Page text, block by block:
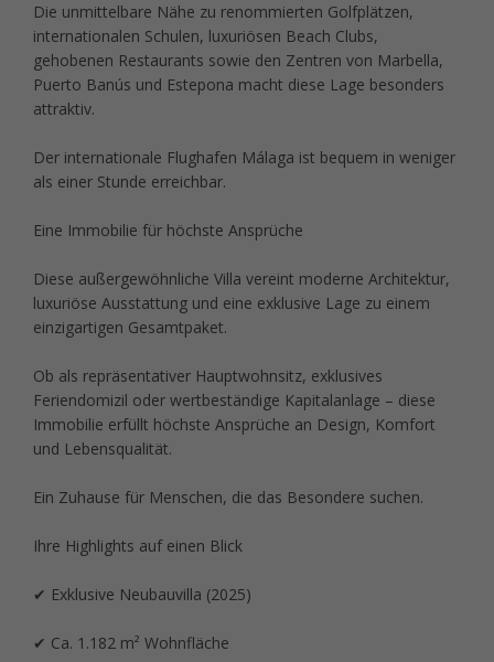
Die unmittelbare Nähe zu renommierten Golfplätzen,
internationalen Schulen, luxuriösen Beach Clubs,
gehobenen Restaurants sowie den Zentren von Marbella,
Puerto Banús und Estepona macht diese Lage besonders
attraktiv.
Der internationale Flughafen Málaga ist bequem in weniger
als einer Stunde erreichbar.
Eine Immobilie für höchste Ansprüche
Diese außergewöhnliche Villa vereint moderne Architektur,
luxuriöse Ausstattung und eine exklusive Lage zu einem
einzigartigen Gesamtpaket.
Ob als repräsentativer Hauptwohnsitz, exklusives
Feriendomizil oder wertbeständige Kapitalanlage – diese
Immobilie erfüllt höchste Ansprüche an Design, Komfort
und Lebensqualität.
Ein Zuhause für Menschen, die das Besondere suchen.
Ihre Highlights auf einen Blick
✔ Exklusive Neubauvilla (2025)
✔ Ca. 1.182 m² Wohnfläche